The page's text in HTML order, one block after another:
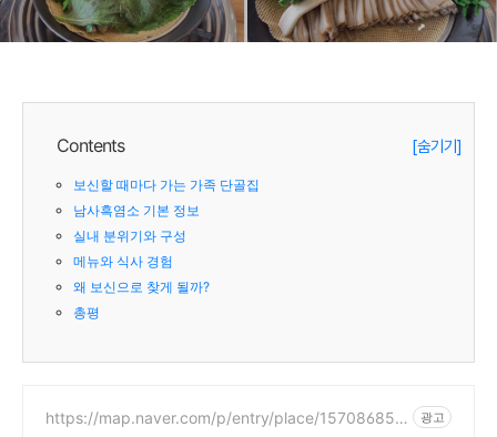
Contents [숨기기]
보신할 때마다 가는 가족 단골집
남사흑염소 기본 정보
실내 분위기와 구성
메뉴와 식사 경험
왜 보신으로 찾게 될까?
총평
https://map.naver.com/p/entry/place/157086857
광고